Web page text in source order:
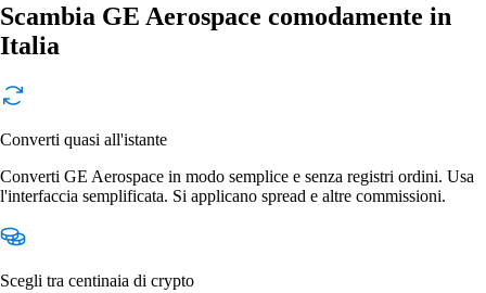
Scambia GE Aerospace comodamente in
Italia
Converti quasi all'istante
Converti GE Aerospace in modo semplice e senza registri ordini. Usa
l'interfaccia semplificata. Si applicano spread e altre commissioni.
Scegli tra centinaia di crypto